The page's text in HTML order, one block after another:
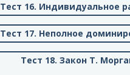
Тест 16. Индивидуальное
Тест 17. Неполное
Тест 18. Закон Т.